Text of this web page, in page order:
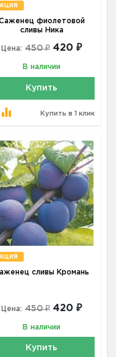
фиолетовой
сливы Ника
Цена: 450 ₽ 420 ₽
В наличии
Купить
Купить в 1 клик
сливы Кромань
Цена: 450 ₽ 420 ₽
В наличии
Купить